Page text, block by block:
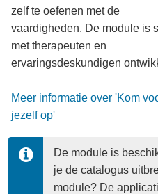
zelf te oefenen met de
vaardigheden. De module is
met therapeuten en
ervaringsdeskundigen
Meer informatie over 'Kom
jezelf op'
De module is
je de catalogus
module? De